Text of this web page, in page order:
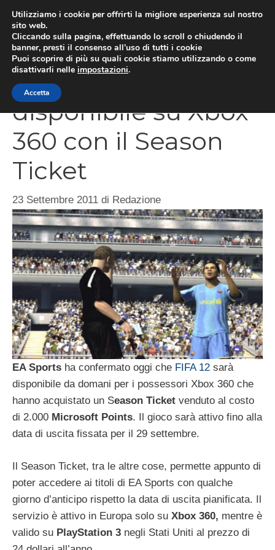
contenuto
FIFA 12 domani
disponibile su Xbox
360 con il Season
Ticket
23 Settembre 2011 di Redazione
EA Sports ha confermato oggi che FIFA 12 sarà
disponibile da domani per i possessori Xbox 360 che
hanno acquistato un Season Ticket venduto al costo
di 2.000 Microsoft Points. Il gioco sarà attivo fino alla
data di uscita fissata per il 29 settembre.
Il Season Ticket, tra le altre cose, permette appunto di
poter accedere ai titoli di EA Sports con qualche
giorno d’anticipo rispetto la data di uscita pianificata. Il
servizio è attivo in Europa solo su Xbox 360, mentre è
valido su PlayStation 3 negli Stati Uniti al prezzo di
Utilizziamo i cookie per offrirti la migliore esperienza sul nostro
sito web.
Cliccando sulla pagina, effettuando lo scroll o chiudendo il
banner, presti il consenso all’uso di tutti i cookie
Puoi scoprire di più su quali cookie stiamo utilizzando o come
disattivarli nelle impostazioni.
Accetta